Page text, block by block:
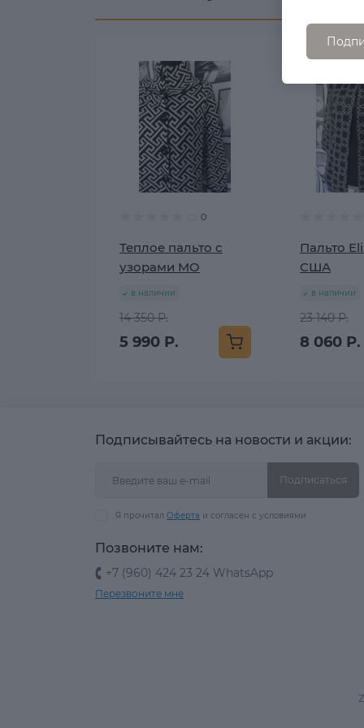
0
Теплое пальто с
узорами MO
в наличии
14 350 Р.
5 990 Р.
Пальто
США
в наличии
23 140 Р.
8 060 Р.
Подписывайтесь на новости и акции:
Подписаться
Я прочитал Оферта и согласен с условиями
Позвоните нам:
+7 (960) 424 23 24 WhatsApp
Перезвоните мне